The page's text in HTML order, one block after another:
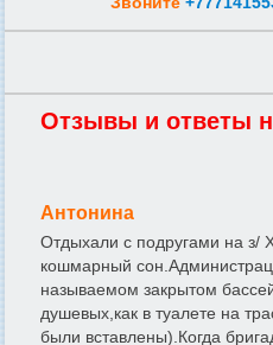
Отзывы и ответы
Антонина
Отдыхали с подругами на з/
кошмарный
называемом закрытом
душевых,как в туалете на
были вставлены).Когда